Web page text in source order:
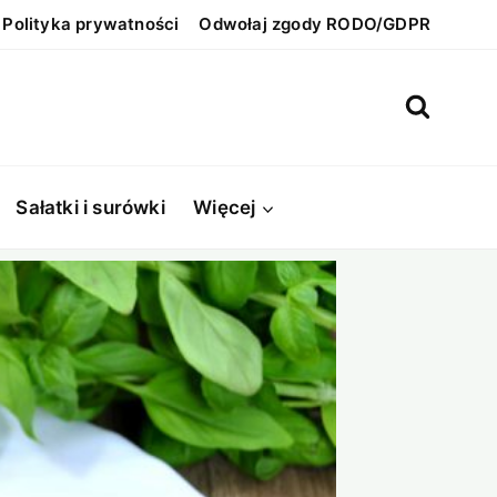
Polityka prywatności Odwołaj zgody RODO/GDPR
Sałatki i surówki Więcej